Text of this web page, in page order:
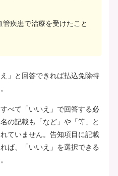
疾患で治療を受けたこと
」と回答できれば払込免除特
べて「いいえ」で回答する必
の記載も「など」や「等」と
ていません。告知項目に記載
ば、「いいえ」を選択できる